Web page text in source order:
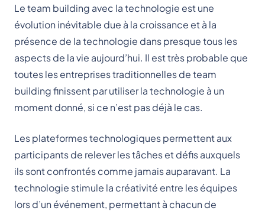
Le team building avec la technologie est une
évolution inévitable due à la croissance et à la
présence de la technologie dans presque tous les
aspects de la vie aujourd’hui. Il est très probable que
toutes les entreprises traditionnelles de team
building finissent par utiliser la technologie à un
moment donné, si ce n’est pas déjà le cas.
Les plateformes technologiques permettent aux
participants de relever les tâches et défis auxquels
ils sont confrontés comme jamais auparavant. La
technologie stimule la créativité entre les équipes
lors d’un événement, permettant à chacun de